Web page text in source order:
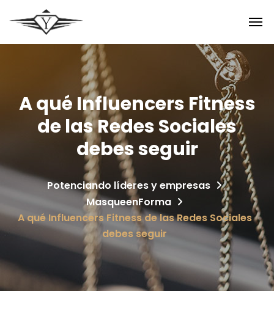
A qué Influencers Fitness
de las Redes Sociales
debes seguir
Potenciando líderes y empresas
MasqueenForma
A qué Influencers Fitness de las Redes Sociales
debes seguir